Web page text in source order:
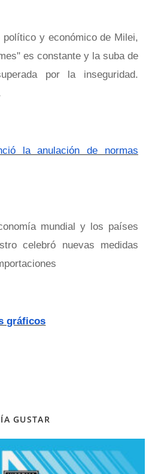
político y económico de Milei,
es constante y la suba de
por la inseguridad.
la anulación de normas
mundial y los países
celebró nuevas medidas
gráficos
GUSTAR